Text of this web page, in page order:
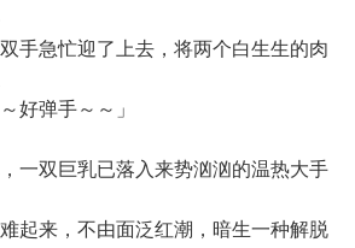
手急忙迎了上去，将两个白生生的肉
好弹手～～」
双巨乳已落入来势汹汹的温热大手
起来，不由面泛红潮，暗生一种解脱